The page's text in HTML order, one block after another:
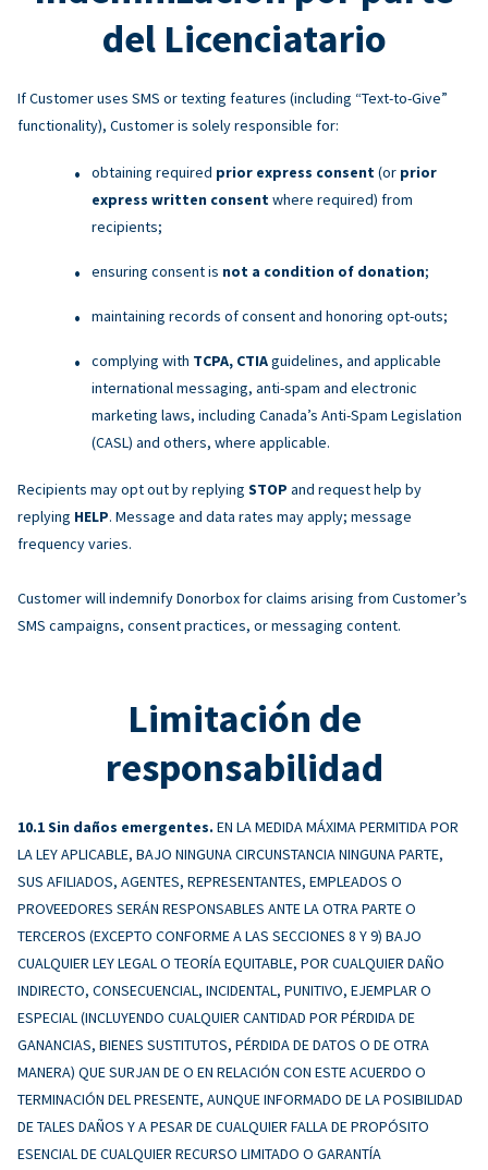
del Licenciatario
If Customer uses SMS or texting features (including “Text-to-Give”
functionality), Customer is solely responsible for:
obtaining required prior express consent (or prior
express written consent where required) from
recipients;
ensuring consent is not a condition of donation;
maintaining records of consent and honoring opt-outs;
complying with TCPA, CTIAguidelines, and applicable
international messaging, anti-spam and electronic
marketing laws, including Canada’s Anti-Spam Legislation
(CASL) and others, where applicable.
Recipients may opt out by replying STOP and request help by
replying HELP. Message and data rates may apply; message
frequency varies.
Customer will indemnify Donorbox for claims arising from Customer’s
SMS campaigns, consent practices, or messaging content.
Limitación de
responsabilidad
Sin daños emergentes. EN LA MEDIDA MÁXIMA PERMITIDA POR
LA LEY APLICABLE, BAJO NINGUNA CIRCUNSTANCIA NINGUNA PARTE,
SUS AFILIADOS, AGENTES, REPRESENTANTES, EMPLEADOS O
PROVEEDORES SERÁN RESPONSABLES ANTE LA OTRA PARTE O
TERCEROS (EXCEPTO CONFORME A LAS SECCIONES 8 Y 9) BAJO
CUALQUIER LEY LEGAL O TEORÍA EQUITABLE, POR CUALQUIER DAÑO
INDIRECTO, CONSECUENCIAL, INCIDENTAL, PUNITIVO, EJEMPLAR O
ESPECIAL (INCLUYENDO CUALQUIER CANTIDAD POR PÉRDIDA DE
GANANCIAS, BIENES SUSTITUTOS, PÉRDIDA DE DATOS O DE OTRA
MANERA) QUE SURJAN DE O EN RELACIÓN CON ESTE ACUERDO O
TERMINACIÓN DEL PRESENTE, AUNQUE INFORMADO DE LA POSIBILIDAD
DE TALES DAÑOS Y A PESAR DE CUALQUIER FALLA DE PROPÓSITO
ESENCIAL DE CUALQUIER RECURSO LIMITADO O GARANTÍA